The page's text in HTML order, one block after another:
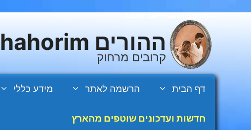
ההורים hahorim
קרובים מרחוק
דף הבית הרשמה לאתר מידע כללי
חדשות ועדכונים שוטפים מהארץ